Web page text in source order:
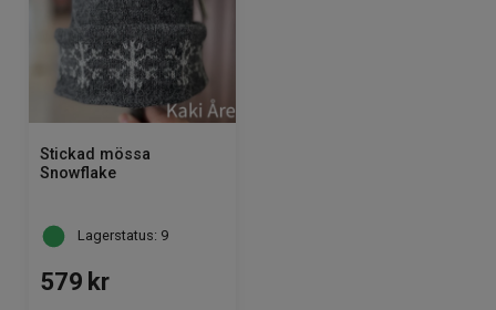
Stickad mössa
Snowflake
Lagerstatus: 9
579 kr